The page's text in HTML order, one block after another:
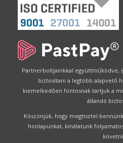
Partnerboltjainkkal együttműködve,
biztosítani a legtöbb alapvető
kiemelkedően fontosnak tartjuk a
állandó
Köszönjük, hogy megtisztel
honlapunkat, kínálatunk
követni.